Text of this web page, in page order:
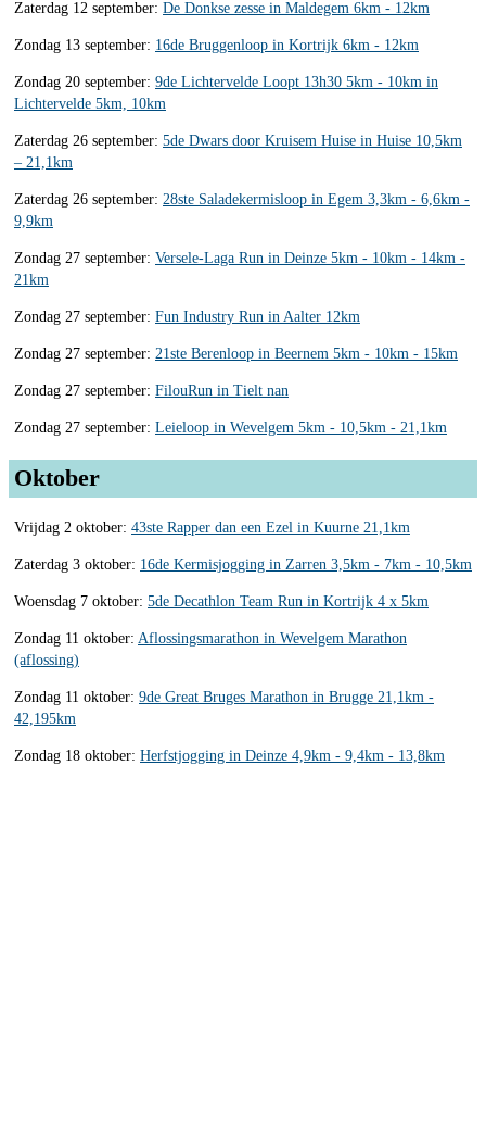
Zaterdag 12 september: De Donkse zesse in Maldegem 6km - 12km
Zondag 13 september: 16de Bruggenloop in Kortrijk 6km - 12km
Zondag 20 september: 9de Lichtervelde Loopt 13h30 5km - 10km in
Lichtervelde 5km, 10km
Zaterdag 26 september: 5de Dwars door Kruisem Huise in Huise 10,5km
– 21,1km
Zaterdag 26 september: 28ste Saladekermisloop in Egem 3,3km - 6,6km -
9,9km
Zondag 27 september: Versele-Laga Run in Deinze 5km - 10km - 14km -
21km
Zondag 27 september: Fun Industry Run in Aalter 12km
Zondag 27 september: 21ste Berenloop in Beernem 5km - 10km - 15km
Zondag 27 september: FilouRun in Tielt nan
Zondag 27 september: Leieloop in Wevelgem 5km - 10,5km - 21,1km
Oktober
Vrijdag 2 oktober: 43ste Rapper dan een Ezel in Kuurne 21,1km
Zaterdag 3 oktober: 16de Kermisjogging in Zarren 3,5km - 7km - 10,5km
Woensdag 7 oktober: 5de Decathlon Team Run in Kortrijk 4 x 5km
Zondag 11 oktober: Aflossingsmarathon in Wevelgem Marathon
(aflossing)
Zondag 11 oktober: 9de Great Bruges Marathon in Brugge 21,1km -
42,195km
Zondag 18 oktober: Herfstjogging in Deinze 4,9km - 9,4km - 13,8km